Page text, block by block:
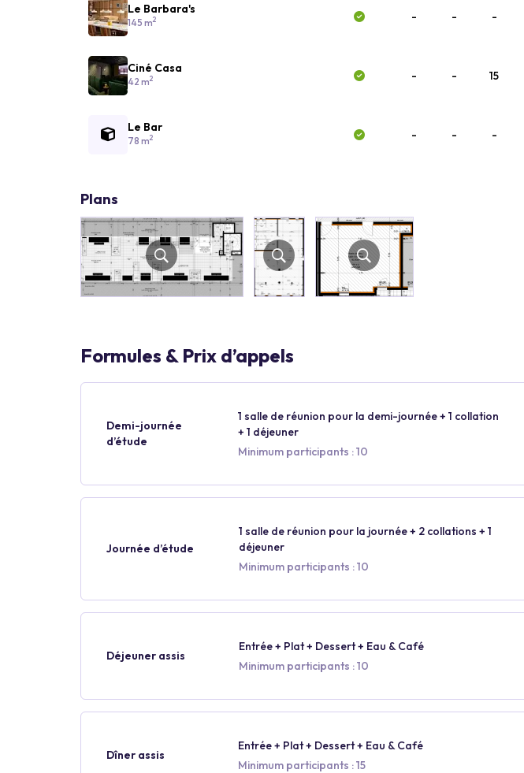
Le Barbara's
145 m2 - - -
Ciné Casa
42 m2 - - 15
Le Bar
78 m2 - - -
Plans
Formules & Prix d’appels
Demi-journée
d’étude
1 salle de réunion pour la demi-journée + 1 collation
+ 1 déjeuner
Minimum participants : 10
Journée d’étude
1 salle de réunion pour la journée + 2 collations + 1
déjeuner
Minimum participants : 10
Déjeuner assis
Entrée + Plat + Dessert + Eau & Café
Minimum participants : 10
Dîner assis
Entrée + Plat + Dessert + Eau & Café
Minimum participants : 15